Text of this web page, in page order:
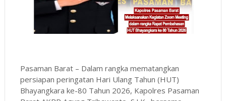
Pasaman Barat – Dalam rangka mematangkan
persiapan peringatan Hari Ulang Tahun (HUT)
Bhayangkara ke-80 Tahun 2026, Kapolres Pasaman